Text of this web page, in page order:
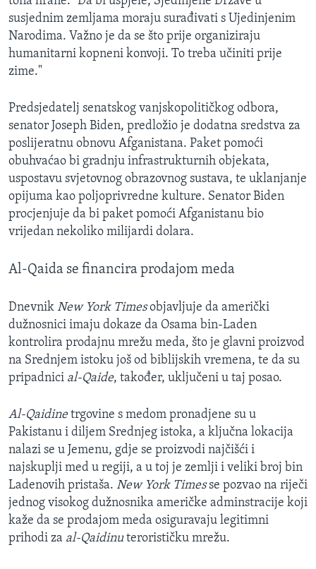
susjednim zemljama moraju surađivati s Ujedinjenim
Narodima. Važno je da se što prije organiziraju
humanitarni kopneni konvoji. To treba učiniti prije
zime."
Predsjedatelj senatskog vanjskopolitičkog odbora,
senator Joseph Biden, predložio je dodatna sredstva za
poslijeratnu obnovu Afganistana. Paket pomoći
obuhvaćao bi gradnju infrastrukturnih objekata,
uspostavu svjetovnog obrazovnog sustava, te uklanjanje
opijuma kao poljoprivredne kulture. Senator Biden
procjenjuje da bi paket pomoći Afganistanu bio
vrijedan nekoliko milijardi dolara.
Al-Qaida se financira prodajom meda
Dnevnik New York Timesobjavljuje da američki
dužnosnici imaju dokaze da Osama bin-Laden
kontrolira prodajnu mrežu meda, što je glavni proizvod
na Srednjem istoku još od biblijskih vremena, te da su
pripadnici al-Qaide, također, uključeni u taj posao.
Al-Qaidinetrgovine s medom pronadjene su u
Pakistanu i diljem Srednjeg istoka, a ključna lokacija
nalazi se u Jemenu, gdje se proizvodi najčišći i
najskuplji med u regiji, a u toj je zemlji i veliki broj bin
Ladenovih pristaša. New York Timesse pozvao na riječi
jednog visokog dužnosnika američke adminstracije koji
kaže da se prodajom meda osiguravaju legitimni
prihodi za al-Qaidinuterorističku mrežu.